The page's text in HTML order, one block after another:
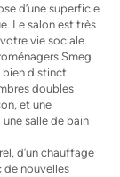
d’une superficie
Le salon est très
vie sociale.
Smeg
bien distinct.
doubles
et une
salle de bain
d’un chauffage
de nouvelles